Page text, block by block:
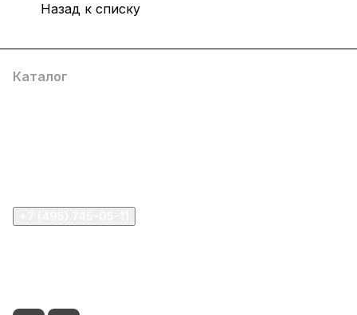
Назад к списку
Каталог